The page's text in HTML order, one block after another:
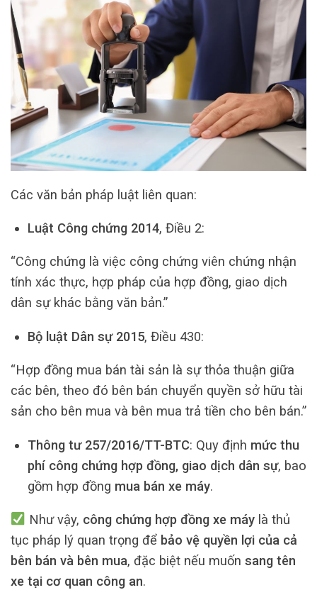
Các văn bản pháp luật liên quan:
Luật Công chứng 2014, Điều 2:
“Công chứng là việc công chứng viên chứng nhận
tính xác thực, hợp pháp của hợp đồng, giao dịch
dân sự khác bằng văn bản.”
Bộ luật Dân sự 2015, Điều 430:
“Hợp đồng mua bán tài sản là sự thỏa thuận giữa
các bên, theo đó bên bán chuyển quyền sở hữu tài
sản cho bên mua và bên mua trả tiền cho bên bán.”
Thông tư 257/2016/TT-BTC: Quy định mức thu
phí công chứng hợp đồng, giao dịch dân sự, bao
gồm hợp đồng mua bán xe máy.
Như vậy, công chứng hợp đồng xe máylà thủ
tục pháp lý quan trọng để bảo vệ quyền lợi của cả
bên bán và bên mua, đặc biệt nếu muốn sang tên
xe tại cơ quan công an.